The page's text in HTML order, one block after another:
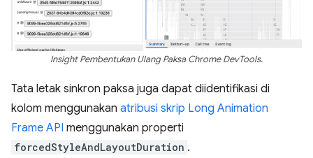
Insight Pembentukan Ulang Paksa Chrome DevTools.
Tata letak sinkron paksa juga dapat diidentifikasi di
kolom menggunakan atribusi skrip Long Animation
Frame API menggunakan properti
forcedStyleAndLayoutDuration .